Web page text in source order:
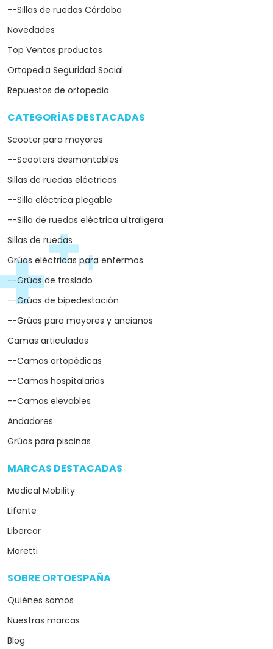
--Sillas de ruedas Córdoba
Novedades
Top Ventas productos
Ortopedia Seguridad Social
Repuestos de ortopedia
CATEGORÍAS DESTACADAS
Scooter para mayores
--Scooters desmontables
Sillas de ruedas eléctricas
--Silla eléctrica plegable
--Silla de ruedas eléctrica ultraligera
Sillas de ruedas
Grúas eléctricas para enfermos
--Grúas de traslado
--Grúas de bipedestación
--Grúas para mayores y ancianos
Camas articuladas
--Camas ortopédicas
--Camas hospitalarias
--Camas elevables
Andadores
Grúas para piscinas
MARCAS DESTACADAS
Medical Mobility
Lifante
Libercar
Moretti
SOBRE ORTOESPAÑA
Quiénes somos
Nuestras marcas
Blog